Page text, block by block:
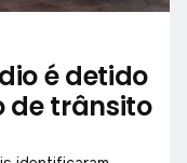
é detido
de trânsito